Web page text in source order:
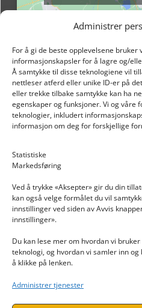
Administrer
For å gi de beste opplevelsene bruker
informasjonskapsler for å lagre og/
Å samtykke til disse teknologiene vil
nettleser atferd eller unike ID-er på
eller trekke tilbake samtykke kan ha
egenskaper og funksjoner. Vi og
teknologier, inkludert
informasjon om deg for forskjellige
Statistiske
Markedsføring
Ved å trykke «Aksepter» gir du din
kan også velge formålet du vil
innstillinger ved siden av Avvis
innstillinger».
Du kan lese mer om hvordan vi
teknologi, og hvordan vi samler inn
å klikke på lenken.
Administrer tjenester